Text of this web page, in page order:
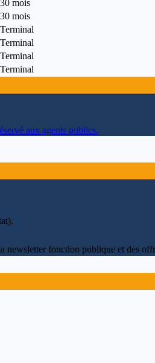
30 mois
30 mois
Terminal
Terminal
Terminal
Terminal
aux agents publics.
.
newsletter fonction publique et des